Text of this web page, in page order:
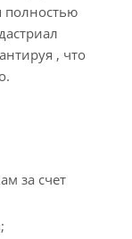
полностью
, что
за счет